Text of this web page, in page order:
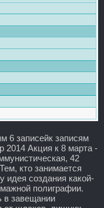
6 записейк записям
2014 Акция к 8 марта -
42
кто занимается
идея создания какой-
полиграфии.
в завещании